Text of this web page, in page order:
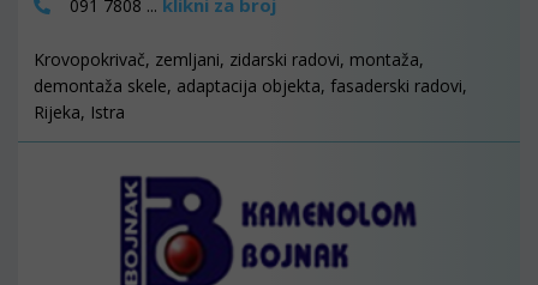
091 7808 ... klikni za broj
Krovopokrivač, zemljani, zidarski radovi, montaža,
demontaža skele, adaptacija objekta, fasaderski radovi,
Rijeka, Istra